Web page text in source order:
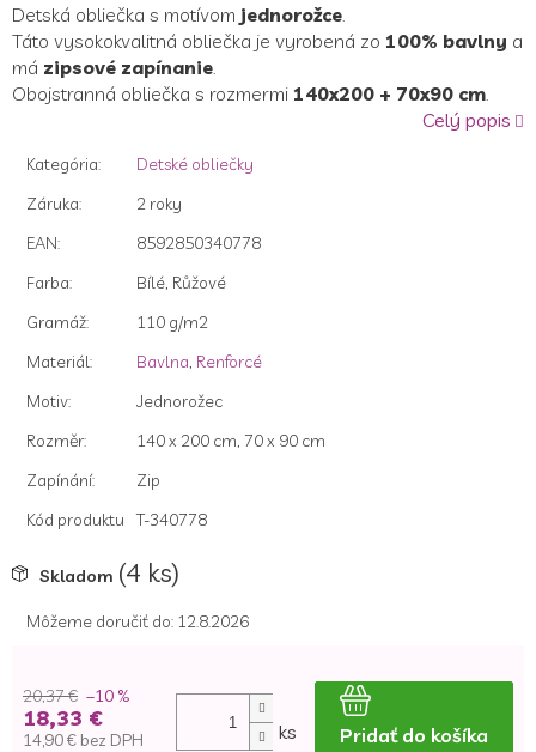
produktu
je
0,0
z
Detská obliečka s motívom jednorožce
Táto vysokokvalitná obliečka je vyrobená zo 100% bavlny a
má zipsové zapínanie
Obojstranná obliečka s rozmermi 140x200 + 70x90 cm
Celý popis
Kategória:
Detské obliečky
Záruka:
2 roky
EAN:
8592850340778
Farba:
Bílé, Růžové
Gramáž:
110 g/m2
Materiál: Bavlna, Renforcé
Motiv:
Jednorožec
Rozměr:
140 x 200 cm, 70 x 90 cm
Zapínání:
Zip
Kód produktu
T-340778
Skladom (4 ks)
Môžeme doručiť do: 12.8.2026
20,37 € –10 %
18,33 €
14,90 € bez DPH ks Pridať do košíka